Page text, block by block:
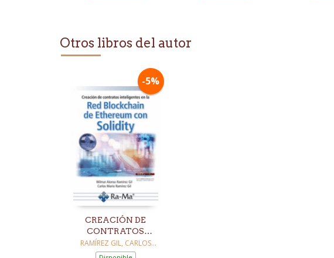
Otros libros del autor
-5%
CREACIÓN DE
CONTRATOS
INTELIGENTES EN
LA RED
RAMÍREZ GIL, CARLOS
MARIO